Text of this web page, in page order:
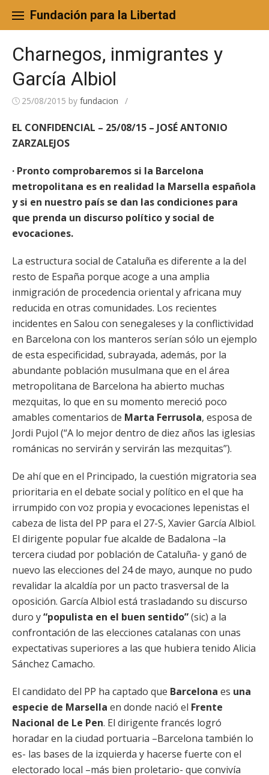
content
Fundación para la Libertad
Charnegos, inmigrantes y
García Albiol
25/08/2015 by fundacion /
EL CONFIDENCIAL – 25/08/15 – JOSÉ ANTONIO
ZARZALEJOS
· Pronto comprobaremos si la Barcelona
metropolitana es en realidad la Marsella española
y si en nuestro país se dan las condiciones para
que prenda un discurso político y social de
evocaciones.
La estructura social de Cataluña es diferente a la del
resto de España porque acoge a una amplia
inmigración de procedencia oriental y africana muy
reducida en otras comunidades. Los recientes
incidentes en Salou con senegaleses y la conflictividad
en Barcelona con los manteros serían sólo un ejemplo
de esta especificidad, subrayada, además, por la
abundante población musulmana que en el área
metropolitana de Barcelona ha abierto muchas
mezquitas, lo que en su momento mereció poco
amables comentarios de Marta Ferrusola, esposa de
Jordi Pujol (“A lo mejor dentro de diez años las iglesias
románicas no servirán y servirán las mezquitas”).
De ahí que en el Principado, la cuestión migratoria sea
prioritaria en el debate social y político en el que ha
irrumpido con voz propia y evocaciones lepenistas el
cabeza de lista del PP para el 27-S, Xavier García Albiol.
El dirigente popular fue alcalde de Badalona –la
tercera ciudad por población de Cataluña- y ganó de
nuevo las elecciones del 24 de mayo, aunque no pudo
revalidar la alcaldía por un pacto trasversal de la
oposición. García Albiol está trasladando su discurso
duro y“populista en el buen sentido”(sic) a la
confrontación de las elecciones catalanas con unas
expectativas superiores a las que hubiera tenido Alicia
Sánchez Camacho.
El candidato del PP ha captado que Barcelona es una
especie de Marsella en donde nació el Frente
Nacional de Le Pen. El dirigente francés logró
horadar en la ciudad portuaria –Barcelona también lo
es- las bases de la izquierda y hacerse fuerte con el
electorado local –más bien proletario- que convivía